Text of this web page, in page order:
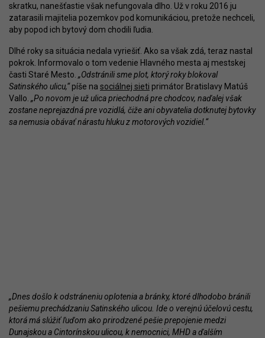
skratku, nanešťastie však nefungovala dlho. Už v roku 2016 ju
zatarasili majitelia pozemkov pod komunikáciou, pretože nechceli,
aby popod ich bytový dom chodili ľudia.
Dlhé roky sa situácia nedala vyriešiť. Ako sa však zdá, teraz nastal
pokrok. Informovalo o tom vedenie Hlavného mesta aj mestskej
časti Staré Mesto. „Odstránili sme plot, ktorý roky blokoval
Satinského ulicu,“píše na sociálnej sieti primátor Bratislavy Matúš
Vallo. „Po novom je už ulica priechodná pre chodcov, naďalej však
zostane neprejazdná pre vozidlá, čiže ani obyvatelia dotknutej bytovky
sa nemusia obávať nárastu hluku z motorových vozidiel.“
„Dnes došlo k odstráneniu oplotenia a bránky, ktoré dlhodobo bránili
pešiemu prechádzaniu Satinského ulicou. Ide o verejnú účelovú cestu,
ktorá má slúžiť ľuďom ako prirodzené pešie prepojenie medzi
Dunajskou a Cintorínskou ulicou, k nemocnici, MHD a ďalším